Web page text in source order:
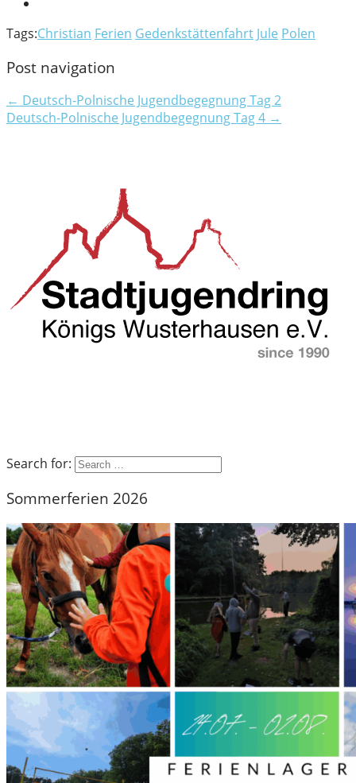
Tags:Christian Ferien Gedenkstättenfahrt Jule Polen
Post navigation
← Deutsch-Polnische Jugendbegegnung Tag 2
Deutsch-Polnische Jugendbegegnung Tag 4 →
Search for:
Sommerferien 2026